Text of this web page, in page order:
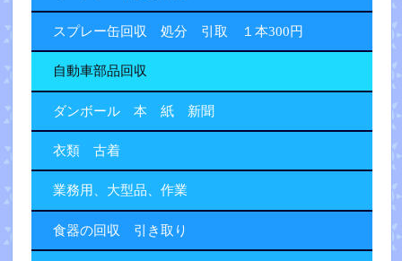
スプレー缶回収 処分 引取 １本300円
自動車部品回収
ダンボール 本 紙 新聞
衣類 古着
業務用、大型品、作業
食器の回収 引き取り